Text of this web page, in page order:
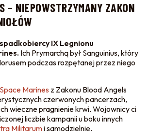
– NIEPOWSTRZYMANY ZAKON
IX Legnionu
Ich Prymarchą był Sanguinius, który
podczas rozpętanej przez niego
Space Marines z Zakonu Blood Angels
czerwonych pancerzach,
wieczne pragnienie krwi. Wojownicy ci
liczbie kampanii u boku innych
Militarumi samodzielnie.